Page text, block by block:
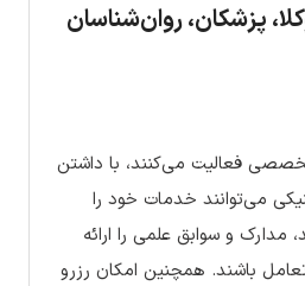
پزشکان، روان‌شناسان
فعالیت می‌کنند، با داشتن
می‌توانند خدمات خود را
مدارک و سوابق علمی را ارائه
باشند. همچنین امکان رزرو